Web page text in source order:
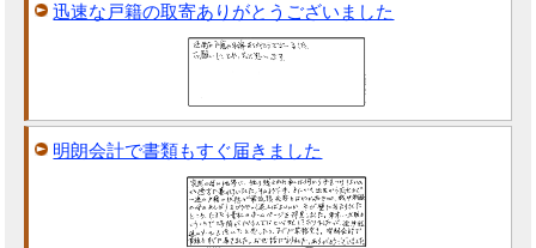
迅速な戸籍の取寄ありがとうございました
明朗会計で書類もすぐ届きました